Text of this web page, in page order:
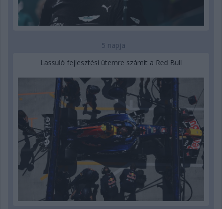
5 napja
Lassuló fejlesztési ütemre számít a Red Bull